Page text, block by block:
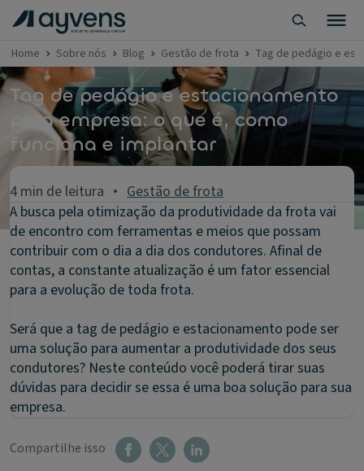
Home Sobre nós Blog Gestão de frota Tag de pedágio e
Tag de pedágio e estacionamento
para empresa: o que é, como
funciona e implantar
4 min de leitura
Gestão de frota
A busca pela otimização da produtividade da frota vai
de encontro com ferramentas e meios que possam
contribuir com o dia a dia dos condutores. Afinal de
contas, a constante atualização é um fator essencial
para a evolução de toda frota.
Será que a tag de pedágio e estacionamento pode ser
uma solução para aumentar a produtividade dos seus
condutores? Neste conteúdo você poderá tirar suas
dúvidas para decidir se essa é uma boa solução para sua
empresa.
Compartilhe isso